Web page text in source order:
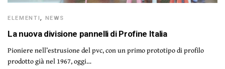
ELEMENTI, NEWS
La nuova divisione pannelli di Profine Italia
Pioniere nell’estrusione del pvc, con un primo prototipo di profilo
prodotto già nel 1967, oggi…